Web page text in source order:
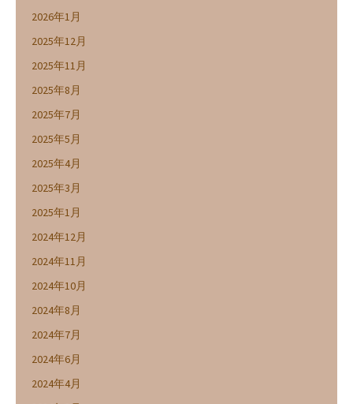
2026年1月
2025年12月
2025年11月
2025年8月
2025年7月
2025年5月
2025年4月
2025年3月
2025年1月
2024年12月
2024年11月
2024年10月
2024年8月
2024年7月
2024年6月
2024年4月